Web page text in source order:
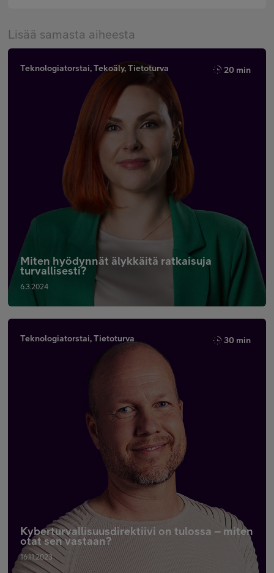
Lisää samasta aiheesta
Teknologiatorstai, Tekoäly, Tietoturva 20 min
Miten hyödynnät älykkäitä ratkaisuja
turvallisesti?
6.3.2024
Teknologiatorstai, Tietoturva 30 min
Kyberturvallisuusdirektiivi on tulossa – miten
otat sen vastaan?
16.11.2023